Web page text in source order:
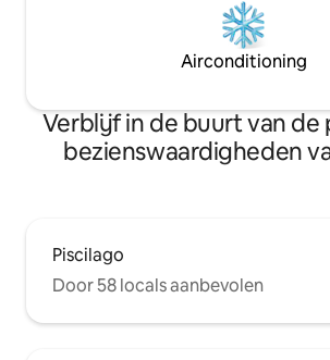
Airconditioning
Verblijf in de buurt van de
bezienswaardigheden
Piscilago
Door 58 locals aanbevolen